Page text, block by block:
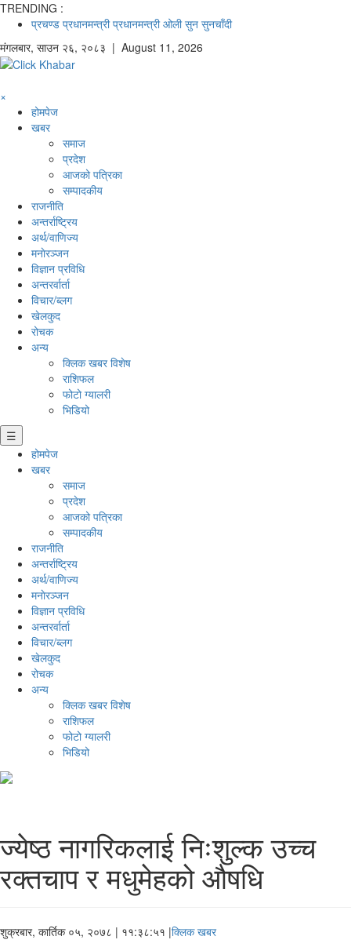
TRENDING :
प्रचण्ड प्रधानमन्त्री प्रधानमन्त्री ओली सुन सुनचाँदी
मंगलबार, साउन २६, २०८३ | August 11, 2026
×
होमपेज
खबर
समाज
प्रदेश
आजको पत्रिका
सम्पादकीय
राजनीति
अन्तर्राष्ट्रिय
अर्थ/वाणिज्य
मनाेरञ्जन
विज्ञान प्रविधि
अन्तरर्वार्ता
विचार/ब्लग
खेलकुद
रोचक
अन्य
क्लिक खबर विशेष
राशिफल
फोटो ग्यालरी
भिडियो
☰
होमपेज
खबर
समाज
प्रदेश
आजको पत्रिका
सम्पादकीय
राजनीति
अन्तर्राष्ट्रिय
अर्थ/वाणिज्य
मनाेरञ्जन
विज्ञान प्रविधि
अन्तरर्वार्ता
विचार/ब्लग
खेलकुद
रोचक
अन्य
क्लिक खबर विशेष
राशिफल
फोटो ग्यालरी
भिडियो
ज्येष्ठ नागरिकलाई निःशुल्क उच्च
रक्तचाप र मधुमेहको औषधि
शुक्रबार, कार्तिक ०५, २०७८ | ११:३८:५१ |क्लिक खबर